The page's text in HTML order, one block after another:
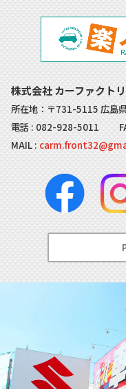
株式会社 カーファクト
所在地：〒731-5115 広島
電話 : 082-928-5011
MAIL :